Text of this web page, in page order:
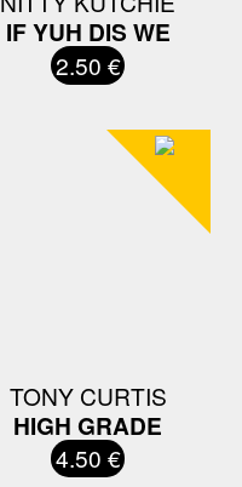
IF YUH DIS WE
2.50 €
TONY CURTIS
HIGH GRADE
4.50 €